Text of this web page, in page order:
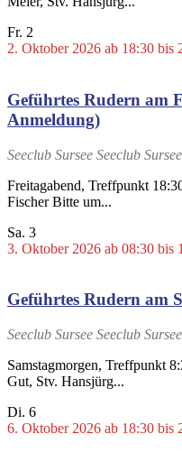
Fr. 2
2. Oktober 2026 ab 18:30 bis
Geführtes Rudern am
Anmeldung)
Seeclub Sursee Seeclub
Freitagabend, Treffpunkt
Fischer Bitte um...
Sa. 3
3. Oktober 2026 ab 08:30 bis
Geführtes Rudern am
Seeclub Sursee Seeclub
Samstagmorgen, Treffpunkt
Gut, Stv. Hansjürg...
Di. 6
6. Oktober 2026 ab 18:30 bis